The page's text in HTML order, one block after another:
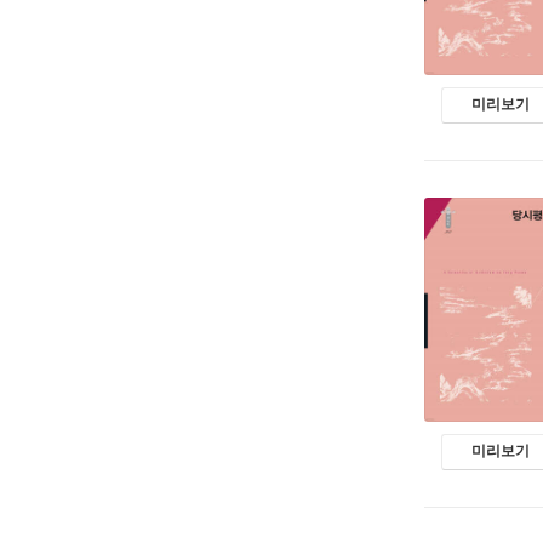
미리보기
미리보기